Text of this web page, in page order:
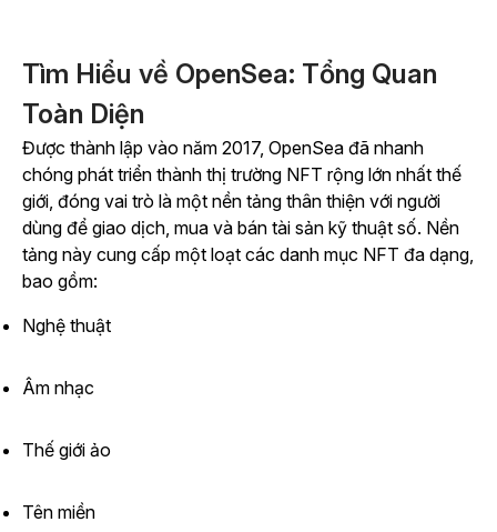
Tìm Hiểu về OpenSea: Tổng Quan
Toàn Diện
Được thành lập vào năm 2017, OpenSea đã nhanh
chóng phát triển thành thị trường NFT rộng lớn nhất thế
giới, đóng vai trò là một nền tảng thân thiện với người
dùng để giao dịch, mua và bán tài sản kỹ thuật số. Nền
tảng này cung cấp một loạt các danh mục NFT đa dạng,
bao gồm:
Nghệ thuật
Âm nhạc
Thế giới ảo
Tên miền